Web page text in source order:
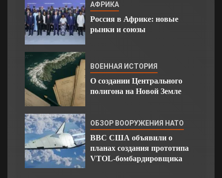
АФРИКА
Россия в Африке: новые
рынки и союзы
ВОЕННАЯ ИСТОРИЯ
О создании Центрального
полигона на Новой Земле
ОБЗОР ВООРУЖЕНИЯ НАТО
ВВС США объявили о
планах создания прототипа
VTOL-бомбардировщика